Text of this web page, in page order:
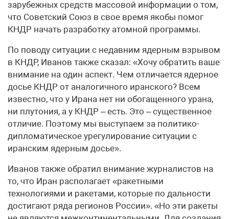
зарубежных средств массовой информации о том,
что Советский Союз в свое время якобы помог
КНДР начать разработку атомной программы.
По поводу ситуации с недавним ядерным взрывом
в КНДР, Иванов также сказал: «Хочу обратить ваше
внимание на один аспект. Чем отличается ядерное
досье КНДР от аналогичного иранского? Всем
известно, что у Ирана нет ни обогащенного урана,
ни плутония, а у КНДР – есть. Это – существенное
отличие. Поэтому мы выступаем за политико-
дипломатическое урегулирование ситуации с
иранским ядерным досье».
Иванов также обратил внимание журналистов на
то, что Иран располагает «ракетными
технологиями и ракетами, которые по дальности
достигают ряда регионов России». «Но эти ракеты